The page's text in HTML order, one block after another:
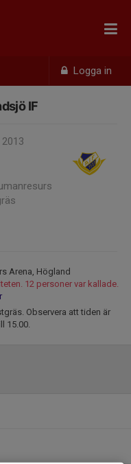
Logga in
IF
Arena, Högland
12 personer var kallade.
Observera att tiden är
15.00.